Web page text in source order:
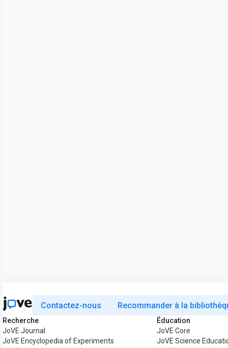
Contactez-nous Recommander à la
Recherche
JoVE Journal
JoVE Encyclopedia of Experiments
Éducation
JoVE Core
JoVE Science